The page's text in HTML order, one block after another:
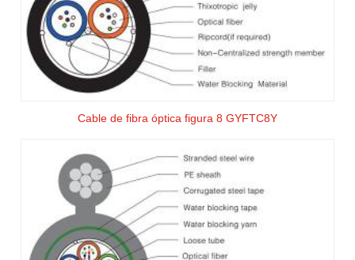
Cable de fibra óptica figura 8 GYFTC8Y